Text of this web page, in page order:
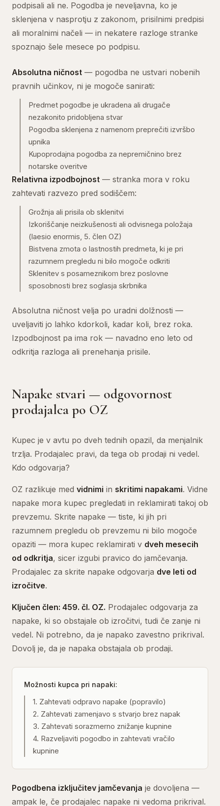
podpisali ali ne. Pogodba je neveljavna, ko je
sklenjena v nasprotju z zakonom, prisilnimi predpisi
ali moralnimi načeli — in nekatere razloge stranke
spoznajo šele mesece po podpisu.
Absolutna ničnost — pogodba ne ustvari nobenih
pravnih učinkov, ni je mogoče sanirati:
Predmet pogodbe je ukradena ali drugače
nezakonito pridobljena stvar
Pogodba sklenjena z namenom preprečiti izvršbo
upnika
Kupoprodajna pogodba za nepremičnino brez
notarske overitve
Relativna izpodbojnost — stranka mora v roku
zahtevati razvezo pred sodiščem:
Grožnja ali prisila ob sklenitvi
Izkoriščanje neizkušenosti ali odvisnega položaja
(laesio enormis, 5. člen OZ)
Bistvena zmota o lastnostih predmeta, ki je pri
razumnem pregledu ni bilo mogoče odkriti
Sklenitev s posameznikom brez poslovne
sposobnosti brez soglasja skrbnika
Absolutna ničnost velja po uradni dolžnosti —
uveljaviti jo lahko kdorkoli, kadar koli, brez roka.
Izpodbojnost pa ima rok — navadno eno leto od
odkritja razloga ali prenehanja prisile.
Napake stvari — odgovornost
prodajalca po OZ
Kupec je v avtu po dveh tednih opazil, da menjalnik
trzlja. Prodajalec pravi, da tega ob prodaji ni vedel.
Kdo odgovarja?
OZ razlikuje med vidnimi in skritimi napakami. Vidne
napake mora kupec pregledati in reklamirati takoj ob
prevzemu. Skrite napake — tiste, ki jih pri
razumnem pregledu ob prevzemu ni bilo mogoče
opaziti — mora kupec reklamirati v dveh mesecih
od odkritja, sicer izgubi pravico do jamčevanja.
Prodajalec za skrite napake odgovarja dve leti od
izročitve.
Ključen člen: 459. čl. OZ. Prodajalec odgovarja za
napake, ki so obstajale ob izročitvi, tudi če zanje ni
vedel. Ni potrebno, da je napako zavestno prikrival.
Dovolj je, da je napaka obstajala ob prodaji.
Možnosti kupca pri napaki:
1. Zahtevati odpravo napake (popravilo)
2. Zahtevati zamenjavo s stvarjo brez napak
3. Zahtevati sorazmerno znižanje kupnine
4. Razveljaviti pogodbo in zahtevati vračilo
kupnine
Pogodbena izključitev jamčevanja je dovoljena —
ampak le, če prodajalec napake ni vedoma prikrival.